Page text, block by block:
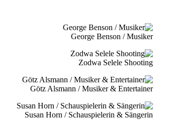
George Benson / Musiker
Zodwa Selele Shooting
Götz Alsmann / Musiker & Entertainer
Susan Horn / Schauspielerin & Sängerin